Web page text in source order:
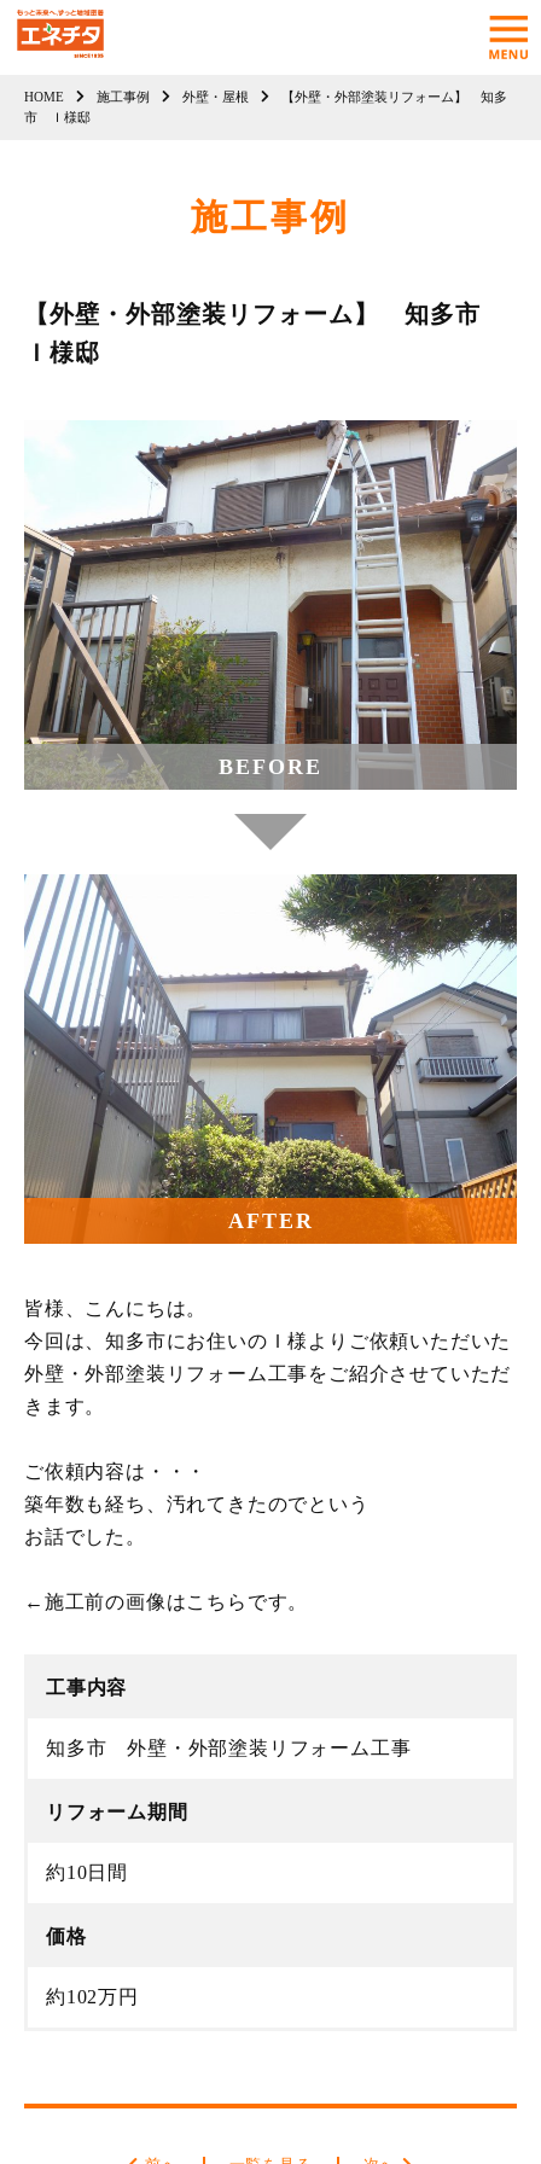
HOME 施工事例 外壁・屋根
【外壁・外部塗装リフォーム】 知多
市 Ｉ様邸
施工事例
【外壁・外部塗装リフォーム】 知多市
Ｉ様邸
BEFORE
AFTER
皆様、こんにちは。
今回は、知多市にお住いのＩ様よりご依頼いただいた
外壁・外部塗装リフォーム工事をご紹介させていただ
きます。
ご依頼内容は・・・
築年数も経ち、汚れてきたのでという
お話でした。
←施工前の画像はこちらです。
工事内容
知多市 外壁・外部塗装リフォーム工事
リフォーム期間
約10日間
価格
約102万円